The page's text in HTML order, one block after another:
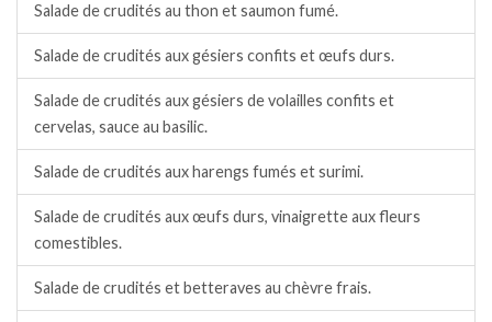
Salade de crudités au thon et saumon fumé.
Salade de crudités aux gésiers confits et œufs durs.
Salade de crudités aux gésiers de volailles confits et
cervelas, sauce au basilic.
Salade de crudités aux harengs fumés et surimi.
Salade de crudités aux œufs durs, vinaigrette aux fleurs
comestibles.
Salade de crudités et betteraves au chèvre frais.